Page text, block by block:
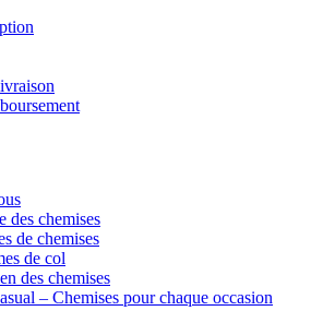
des chemises
de chemises
de col
des chemises
– Chemises pour chaque occasion